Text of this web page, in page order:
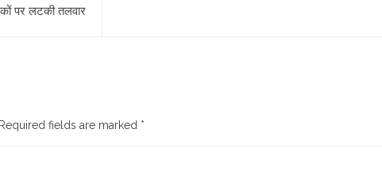
पर लटकी तलवार
Required fields are marked *